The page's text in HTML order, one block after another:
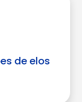
de elos